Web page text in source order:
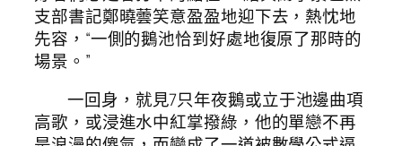
支部書記鄭曉蕓笑意盈盈地迎下去，熱忱地
先容，“一側的鵝池恰到好處地復原了那時的
場景。”
一回身，就見7只年夜鵝或立于池邊曲項
高歌，或浸進水中紅掌撥綠，他的單戀不再